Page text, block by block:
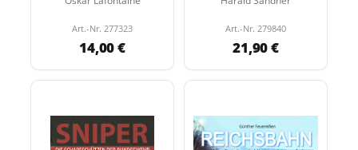
Art.-Nr. 277323
14,00 €
Art.-Nr. 279840
21,90 €